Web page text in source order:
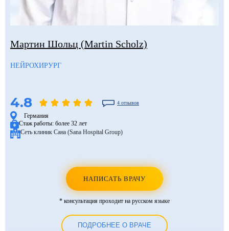
Мартин Шольц (Martin Scholz)
НЕЙРОХИРУРГ
4.8 4 отзывов
Германия
Стаж работы: более 32 лет
Сеть клиник Сана (Sana Hospital Group)
НАПИСАТЬ ВРАЧУ
* консультация проходит на русском языке
ПОДРОБНЕЕ О ВРАЧЕ